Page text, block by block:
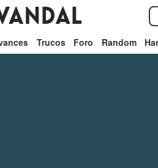
Trucos Foro Random